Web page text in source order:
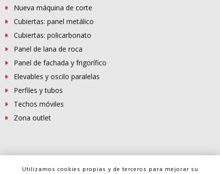
Nueva máquina de corte
Cubiertas: panel metálico
Cubiertas: policarbonato
Panel de lana de roca
Panel de fachada y frigorífico
Elevables y oscilo paralelas
Perfiles y tubos
Techos móviles
Zona outlet
© Copyright - FERROSUR2026
Utilizamos cookies propias y de terceros para mejorar su